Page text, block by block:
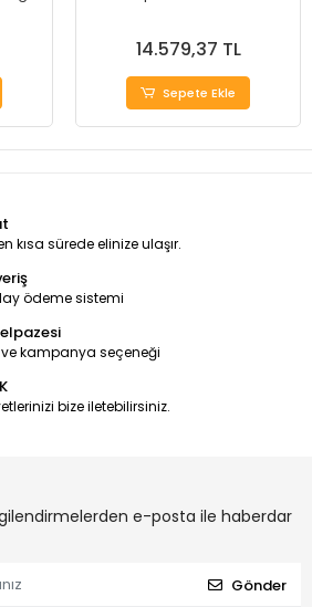
14.579,37 TL
Sepete Ekle
kısa sürede elinize ulaşır.
ödeme sistemi
kampanya seçeneği
bize iletebilirsiniz.
e-posta ile haberdar
Gönder